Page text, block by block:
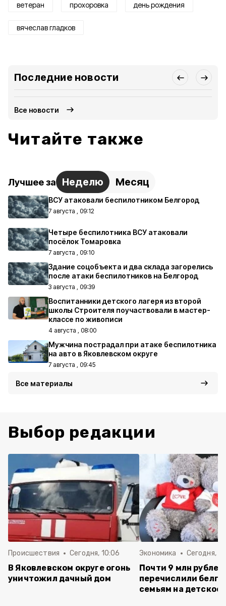
ветеран прохоровка день рождения
вячеслав гладков
Последние новости
Все новости
Читайте также
Лучшее за Неделю Месяц
ВСУ атаковали беспилотником Белгород
7 августа , 09:12
Четыре беспилотника ВСУ атаковали
посёлок Томаровка
7 августа , 09:10
Здание соцобъекта и два склада загорелись
после атаки беспилотников на Белгород
3 августа , 09:39
Воспитанники детского лагеря из второй
школы Строителя поучаствовали в мастер-
классе по живописи
4 августа , 08:00
Мужчина пострадал при атаке беспилотника
на авто в Яковлевском округе
7 августа , 09:45
Все материалы
Выбор редакции
Происшествия Сегодня, 10:06
В Яковлевском округе огонь
уничтожил дачный дом
Экономика Сегодня,
Почти 9 млн рублей
перечислили
семьям на детское